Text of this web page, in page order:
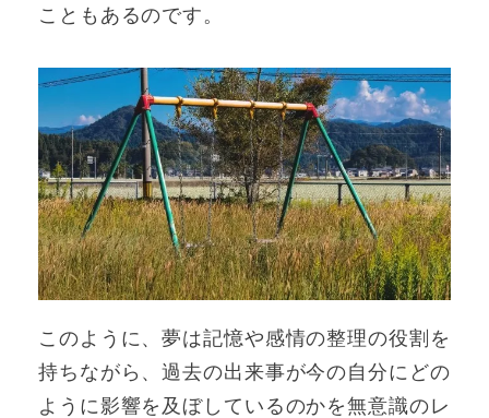
こともあるのです。
このように、夢は記憶や感情の整理の役割を
持ちながら、過去の出来事が今の自分にどの
ように影響を及ぼしているのかを無意識のレ